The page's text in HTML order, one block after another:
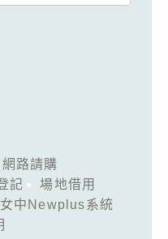
網路請購
記
場地借用
中Newplus系統